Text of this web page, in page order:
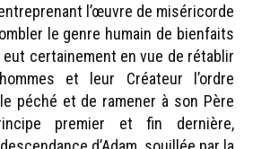
l’œuvre de miséricorde
le genre humain de bienfaits
certainement en vue de rétablir
et leur Créateur l’ordre
péché et de ramener à son Père
premier et fin dernière,